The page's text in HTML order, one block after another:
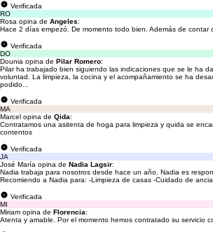
Verificada
RO
Rosa opina de Angeles:
Hace 2 días empezó. De momento todo bien. Además de contar
Verificada
DO
Dounia opina de Pilar Romero:
Pilar ha trabajado bien siguiendo las indicaciones que se le ha
voluntad. La limpieza, la cocina y el acompañamiento se ha
podido...
Verificada
MA
Marcel opina de Qida:
Contratamos una asitenta de hoga para limpieza y quida se
contentos
Verificada
JA
José María opina de Nadia Lagsir:
Nadia trabaja para nosotros desde hace un año. Nadia es
Recomiendo a Nadia para: -Limpieza de casas -Cuidado de
Verificada
MI
Miriam opina de Florencia:
Atenta y amable. Por el momento hemos contratado su servicio